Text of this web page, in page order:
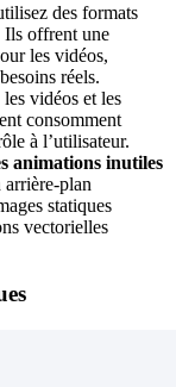
des formats
Ils offrent une
les vidéos,
réels.
les vidéos et les
consomment
à l’utilisateur.
animations inutiles
arrière-plan
statiques
vectorielles